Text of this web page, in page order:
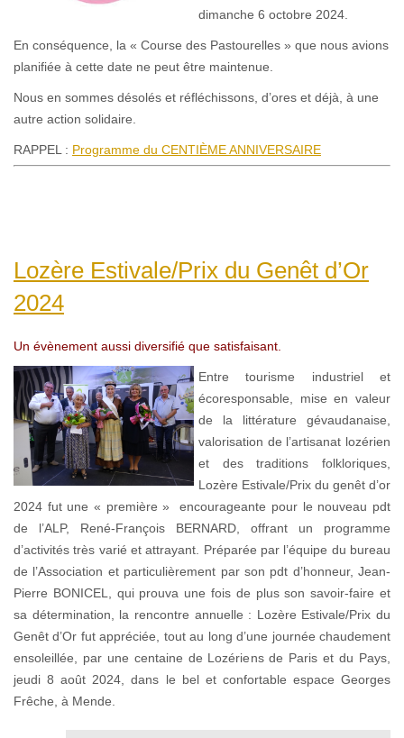
dimanche 6 octobre 2024.
En conséquence, la « Course des Pastourelles » que nous avions
planifiée à cette date ne peut être maintenue.
Nous en sommes désolés et réfléchissons, d’ores et déjà, à une
autre action solidaire.
RAPPEL : Programme du CENTIÈME ANNIVERSAIRE
Lozère Estivale/Prix du Genêt d’Or
2024
Un évènement aussi diversifié que satisfaisant.
Entre tourisme industriel et
écoresponsable, mise en valeur
de la littérature gévaudanaise,
valorisation de l’artisanat lozérien
et des traditions folkloriques,
Lozère Estivale/Prix du genêt d’or
2024 fut une « première » encourageante pour le nouveau pdt
de l’ALP, René-François BERNARD, offrant un programme
d’activités très varié et attrayant. Préparée par l’équipe du bureau
de l’Association et particulièrement par son pdt d’honneur, Jean-
Pierre BONICEL, qui prouva une fois de plus son savoir-faire et
sa détermination, la rencontre annuelle : Lozère Estivale/Prix du
Genêt d’Or fut appréciée, tout au long d’une journée chaudement
ensoleillée, par une centaine de Lozériens de Paris et du Pays,
jeudi 8 août 2024, dans le bel et confortable espace Georges
Frêche, à Mende.